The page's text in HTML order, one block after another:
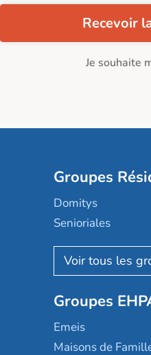
Recevoir
Je souhaite
Groupes
Domitys
Senioriales
Nohée
Les Résidentiels
Mobicap
Domusvi
Happy Senior
Groupes
Emeis
Maisons de